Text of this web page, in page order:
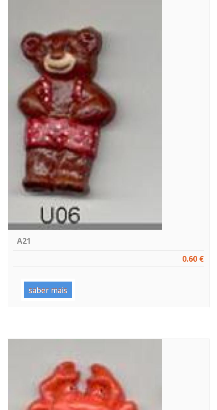
A21
0.60 €
saber mais